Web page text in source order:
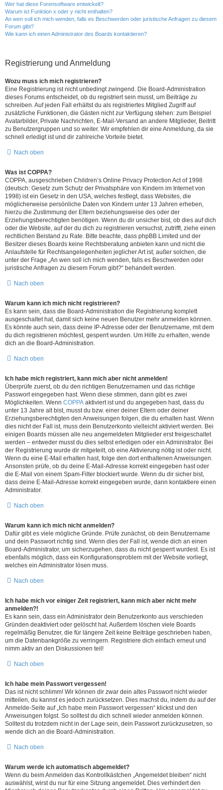
Wer hat diese Forensoftware entwickelt?
Warum ist Funktion x oder y nicht enthalten?
An wen soll ich mich wenden, falls es Beschwerden oder juristische Anfragen zu diesem
Forum gibt?
Wie kann ich einen Administrator des Boards kontaktieren?
Registrierung und Anmeldung
Wozu muss ich mich registrieren?
Eine Registrierung ist nicht unbedingt zwingend. Die Board-Administration
dieses Forums entscheidet, ob du registriert sein musst, um Beiträge zu
schreiben. Auf jeden Fall erhältst du als registriertes Mitglied Zugriff auf
zusätzliche Funktionen, die Gästen nicht zur Verfügung stehen: zum Beispiel
Avatarbilder, Private Nachrichten, E-Mail-Versand an andere Mitglieder, Beitritt
zu Benutzergruppen und so weiter. Wir empfehlen dir eine Anmeldung, da sie
schnell erledigt ist und dir zahlreiche Vorteile bietet.
Nach oben
Was ist COPPA?
COPPA, ausgeschrieben Children’s Online Privacy Protection Act of 1998
(deutsch: Gesetz zum Schutz der Privatsphäre von Kindern im Internet von
1998) ist ein Gesetz in den USA, welches festlegt, dass Websites, die
möglicherweise persönliche Daten von Kindern unter 13 Jahren erheben,
hierzu die Zustimmung der Eltern beziehungsweise des oder der
Erziehungsberechtigten benötigen. Wenn du dir unsicher bist, ob dies auf dich
oder die Website, auf der du dich zu registrieren versuchst, zutrifft, ziehe einen
rechtlichen Beistand zu Rate. Bitte beachte, dass phpBB Limited und der
Besitzer dieses Boards keine Rechtsberatung anbieten kann und nicht die
Anlaufstelle für Rechtsangelegenheiten jeglicher Art ist; außer solchen, die
unter der Frage „An wen soll ich mich wenden, falls es Beschwerden oder
juristische Anfragen zu diesem Forum gibt?“ behandelt werden.
Nach oben
Warum kann ich mich nicht registrieren?
Es kann sein, dass die Board-Administration die Registrierung komplett
ausgeschaltet hat, damit sich keine neuen Benutzer mehr anmelden können.
Es könnte auch sein, dass deine IP-Adresse oder der Benutzername, mit dem
du dich registrieren möchtest, gesperrt wurden. Um Hilfe zu erhalten, wende
dich an die Board-Administration.
Nach oben
Ich habe mich registriert, kann mich aber nicht anmelden!
Überprüfe zuerst, ob du den richtigen Benutzernamen und das richtige
Passwort eingegeben hast. Wenn diese stimmen, dann gibt es zwei
Möglichkeiten. Wenn COPPA aktiviert ist und du angegeben hast, dass du
unter 13 Jahre alt bist, musst du bzw. einer deiner Eltern oder deiner
Erziehungsberechtigten den Anweisungen folgen, die du erhalten hast. Wenn
dies nicht der Fall ist, muss dein Benutzerkonto vielleicht aktiviert werden. Bei
einigen Boards müssen alle neu angemeldeten Mitglieder erst freigeschaltet
werden – entweder musst du dies selbst erledigen oder ein Administrator. Bei
der Registrierung wurde dir mitgeteilt, ob eine Aktivierung nötig ist oder nicht.
Wenn du eine E-Mail erhalten hast, folge den dort enthaltenen Anweisungen.
Ansonsten prüfe, ob du deine E-Mail-Adresse korrekt eingegeben hast oder
die E-Mail von einem Spam-Filter blockiert wurde. Wenn du dir sicher bist,
dass deine E-Mail-Adresse korrekt eingegeben wurde, dann kontaktiere einen
Administrator.
Nach oben
Warum kann ich mich nicht anmelden?
Dafür gibt es viele mögliche Gründe. Prüfe zunächst, ob dein Benutzername
und dein Passwort richtig sind. Wenn dies der Fall ist, wende dich an einen
Board-Administrator, um sicherzugehen, dass du nicht gesperrt wurdest. Es ist
ebenfalls möglich, dass ein Konfigurationsproblem mit der Website vorliegt,
welches ein Administrator lösen muss.
Nach oben
Ich habe mich vor einiger Zeit registriert, kann mich aber nicht mehr
anmelden?!
Es kann sein, dass ein Administrator dein Benutzerkonto aus verschieden
Gründen deaktiviert oder gelöscht hat. Außerdem löschen viele Boards
regelmäßig Benutzer, die für längere Zeit keine Beiträge geschrieben haben,
um die Datenbankgröße zu verringern. Registriere dich einfach erneut und
nimm aktiv an den Diskussionen teil!
Nach oben
Ich habe mein Passwort vergessen!
Das ist nicht schlimm! Wir können dir zwar dein altes Passwort nicht wieder
mitteilen, du kannst es jedoch zurücksetzen. Dies machst du, indem du auf der
Anmelde-Seite auf „Ich habe mein Passwort vergessen“ klickst und den
Anweisungen folgst. So solltest du dich schnell wieder anmelden können.
Solltest du trotzdem nicht in der Lage sein, dein Passwort zurückzusetzen, so
wende dich an die Board-Administration.
Nach oben
Warum werde ich automatisch abgemeldet?
Wenn du beim Anmelden das Kontrollkästchen „Angemeldet bleiben“ nicht
auswählst, wirst du nur für eine Sitzung angemeldet. Dies verhindert den